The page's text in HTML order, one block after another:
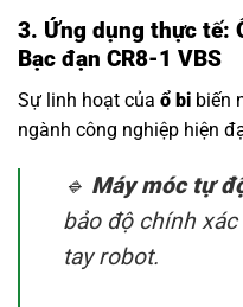
3. Ứng dụng thực tế:
Bạc đạn CR8-1 VBS
Sự linh hoạt của ổ bi biến
ngành công nghiệp hiện
🔹 Máy móc tự
bảo độ chính
tay robot.